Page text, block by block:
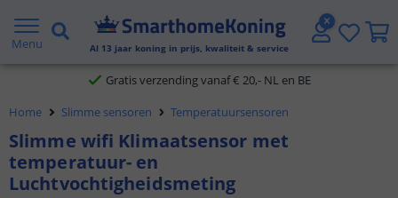
Menu Al 13 jaar koning in prijs, kwaliteit & service
2 jaar garantie
Gratis verzending vanaf € 20,- NL en BE
Klantbeoordeling 9.1
Voor 23:45 uur besteld,
Home Slimme sensoren Temperatuursensoren
Slimme wifi Klimaatsensor met
temperatuur- en
Luchtvochtigheidsmeting